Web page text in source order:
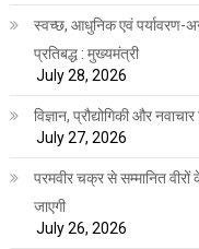
स्वच्छ, आधुनिक एवं पर्यावरण-
प्रतिबद्ध : मुख्यमंत्री
July 28, 2026
विज्ञान, प्रौद्योगिकी और
July 27, 2026
परमवीर चक्र से सम्मानित
जाएगी
July 26, 2026